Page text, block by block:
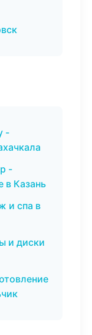
-
-
в Казань
и спа в
и диски